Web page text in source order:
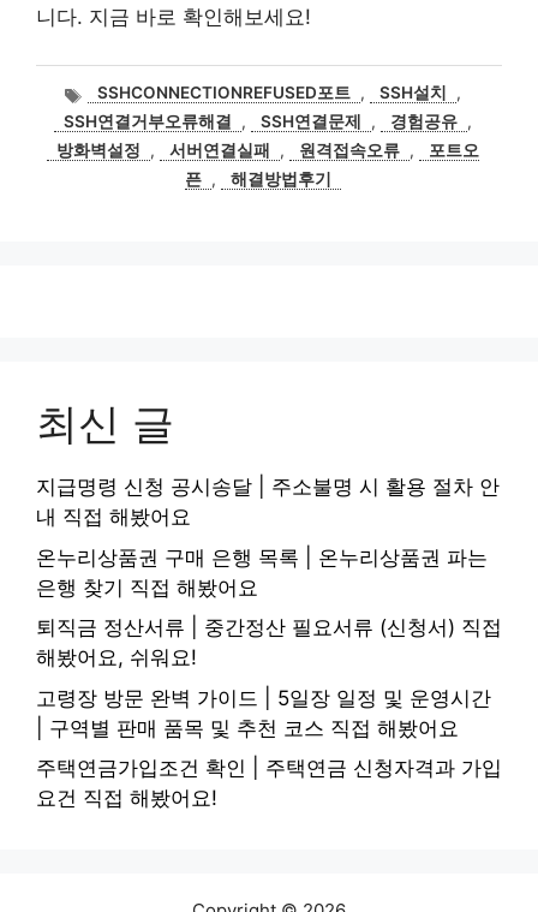
니다. 지금 바로 확인해보세요!
태
그
SSHCONNECTIONREFUSED포트 , SSH설치
,
SSH연결거부오류해결
, SSH연결문제 , 경험공유 ,
방화벽설정
, 서버연결실패 , 원격접속오류 ,
포트오
픈 , 해결방법후기
최신 글
지급명령 신청 공시송달 | 주소불명 시 활용 절차 안
내 직접 해봤어요
온누리상품권 구매 은행 목록 | 온누리상품권 파는
은행 찾기 직접 해봤어요
퇴직금 정산서류 | 중간정산 필요서류 (신청서) 직접
해봤어요, 쉬워요!
고령장 방문 완벽 가이드 | 5일장 일정 및 운영시간
| 구역별 판매 품목 및 추천 코스 직접 해봤어요
주택연금가입조건 확인 | 주택연금 신청자격과 가입
요건 직접 해봤어요!